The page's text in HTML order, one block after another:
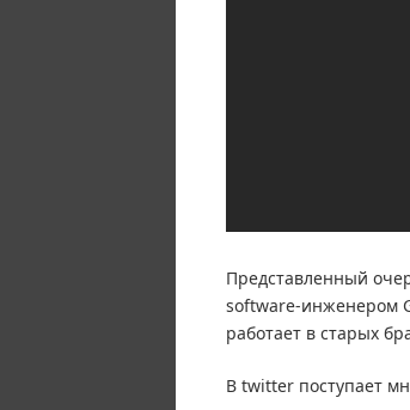
Представленный
software-инженером
работает в старых
В twitter поступает